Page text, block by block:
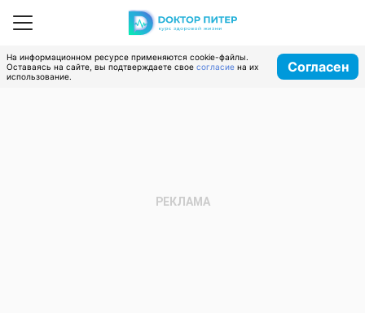
На информационном ресурсе применяются cookie-файлы.
Оставаясь на сайте, вы подтверждаете свое согласие на их
использование.
Согласен